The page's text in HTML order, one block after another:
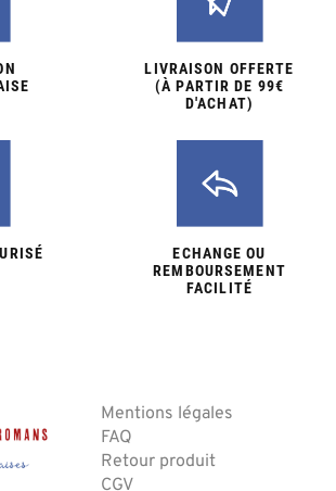
LIVRAISON OFFERTE
(À PARTIR DE 99€
D'ACHAT)
ECHANGE OU
REMBOURSEMENT
FACILITÉ
Mentions légales
FAQ
Retour produit
CGV